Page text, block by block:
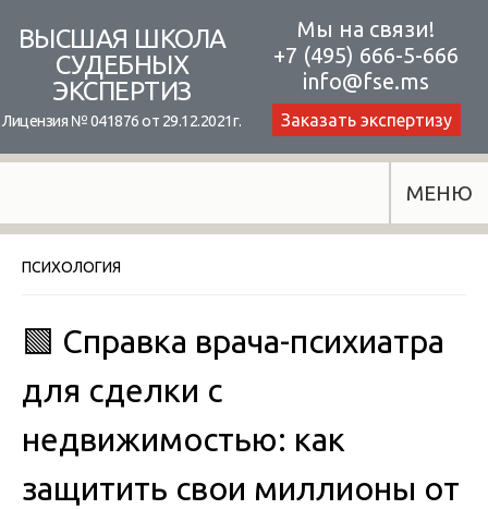
content
ВЫСШАЯ ШКОЛА
СУДЕБНЫХ
ЭКСПЕРТИЗ
Лицензия № 041876 от 29.12.2021г.
Мы на связи!
+7 (495) 666-5-666
info@fse.ms
Заказать экспертизу
МЕНЮ
ПСИХОЛОГИЯ
🟩 Справка врача-психиатра
для сделки с
недвижимостью: как
защитить свои миллионы от